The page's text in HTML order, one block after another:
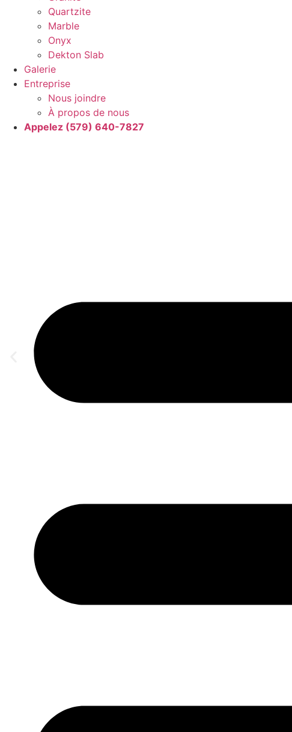
Quartzite
Marble
Onyx
Dekton Slab
Galerie
Entreprise
Nous joindre
À propos de nous
Appelez (579) 640-7827